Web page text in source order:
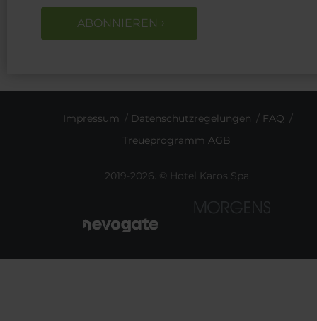
ABONNIEREN
Impressum Datenschutzregelungen
FAQ
Treueprogramm AGB
2019-2026. © Hotel Karos Spa